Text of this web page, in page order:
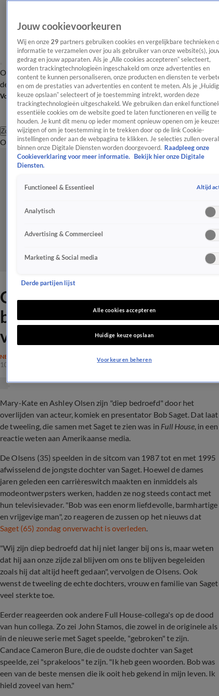
OverzichtAfleveringen Entertainment TV Algemeen
Tip
de redactieNieuwsbrief
Volg Shownieuws
Zoeken
OverzichtEntertainmentSpraakmakendRealityCrimeVideo's
Olsen-tweeling 'diep
bedroefd' door dood van tv-
vader Bob Saget
NEDERLAND
10 jan 2022, 17:53
Mary-Kate en Ashley Olsen zijn "diep bedroefd" door het
overlijden van acteur, komiek en presentator Bob Saget. Dat laat
de tweeling, die samen met Saget te zien was in Full House, in een
reactie weten aan Amerikaanse media.
De Olsens (35) speelden in de sitcom van 1987 tot en met 1995
afwisselend de jongste dochter van Saget. Hoewel de dames
jaren geleden een carrièreswitch maakten en inmiddels als
modeontwerpsters werken, hadden ze nog steeds contact met
hun televisievader. "Bob was een enorm liefdevolle, barmhartige
en vrijgevige man", zo reageren de zussen op het nieuws dat
Saget (65) zondag onverwacht is overleden.
"Wij zijn diep bedroefd dat hij niet langer bij ons is, maar weten
dat hij aan onze zijde zal blijven om ons te blijven begeleiden
zoals hij dat altijd heeft gedaan", vervolgen de Olsens. Ook
wenst de tweeling de echte dochters, vrouw en familie van Saget
veel sterkte toe.
Eerder reageerden ook andere Full House-collega's op de dood
van hun collega. Zo zei John Stamos, die zowel in de originele als
in de nieuwe serie met Saget speelde, "gebroken" te zijn.
Candace Cameron Bure, die de oudste dochter van Saget
speelde, zei "sprakeloos" te zijn. "Ik heb geen woorden. Bob was
een van de beste mensen die ik ooit heb gekend in mijn leven. Ik
hield zoveel van hem."
Jouw cookievoorkeuren
Wij en onze 29 partners gebruiken cookies en vergelijkbare technieken
informatie te verzamelen over jou als gebruiker van onze website(s),
gedrag en jouw apparaten. Als je „Alle cookies accepteren” selecteert,
worden trackingtechnologieën ingeschakeld om onze advertenties en
content te kunnen personaliseren, onze producten en diensten te
en om de prestaties van advertenties en content te meten. Als je
keuze opslaan” selecteert of je toestemming intrekt, worden deze
trackingtechnologieën uitgeschakeld. We gebruiken dan enkel
essentiële cookies om de website goed te laten functioneren en veilig te
houden. Je kunt dit menu op ieder moment opnieuw openen om je
wijzigen of om je toestemming in te trekken door op de link Cookie-
instellingen onder aan de webpagina te klikken. Je selecties zullen overal
binnen onze Digitale Diensten worden doorgevoerd. Raadpleeg onze
Cookieverklaring voor meer informatie.
Bekijk hier onze Digitale
Diensten.
Functioneel & Essentieel Altijd
Analytisch
Advertising & Commercieel
Marketing & Social media
Derde partijen lijst
Alle cookies accepteren
Huidige keuze opslaan
Voorkeuren beheren